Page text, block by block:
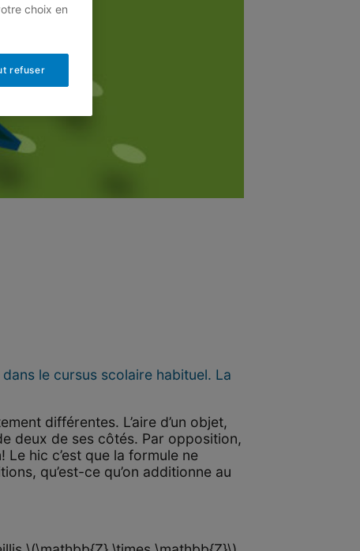
le cursus scolaire habituel. La
différentes. L’aire d’un objet,
deux de ses côtés. Par opposition,
Le hic c’est que la formule ne
qu’est-ce qu’on additionne au
choix en
refuser